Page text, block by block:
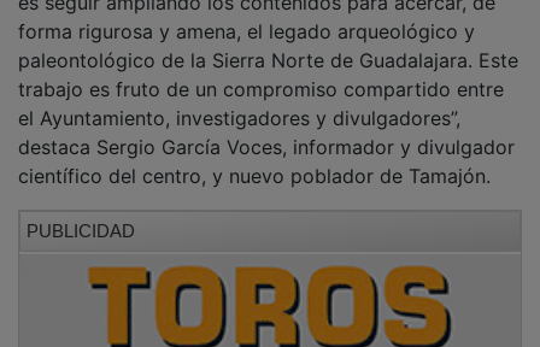
forma rigurosa y amena, el legado arqueológico y
paleontológico de la Sierra Norte de Guadalajara. Este
trabajo es fruto de un compromiso compartido entre
el Ayuntamiento, investigadores y divulgadores”,
destaca Sergio García Voces, informador y divulgador
científico del centro, y nuevo poblador de Tamajón.